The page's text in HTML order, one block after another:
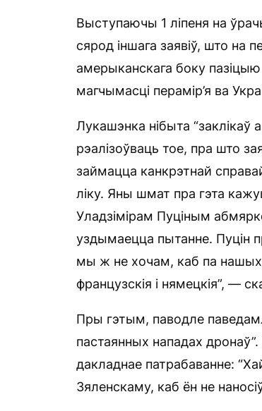
Выступаючы 1 ліпеня на
сярод іншага заявіў, што на
амерыканскага боку пазіцыю
магчымасці перамір’я ва
Лукашэнка нібыта “заклікаў
рэалізоўваць тое, пра што
займацца канкрэтнай
ліку. Яны шмат пра гэта
Уладзімірам Пуціным
уздымаецца пытанне. Пуцін
мы ж не хочам, каб па нашых
французскія і нямецкія”, —
Пры гэтым, паводле
пастаянных нападах
дакладнае патрабаванне:
Зяленскаму, каб ён не